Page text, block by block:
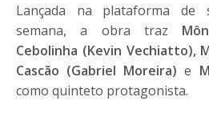
Lançada na plataforma de
semana, a obra traz
Cebolinha (Kevin Vechiatto),
Cascão (Gabriel Moreira) e
como quinteto protagonista.